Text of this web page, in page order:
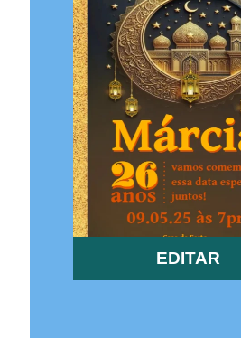
EDITAR